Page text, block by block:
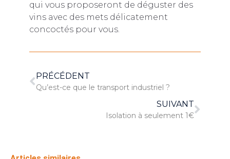
qui vous proposeront de déguster des
vins avec des mets délicatement
concoctés pour vous.
PRÉCÉDENT
Qu’est-ce que le transport industriel ?
SUIVANT
Isolation à seulement 1€